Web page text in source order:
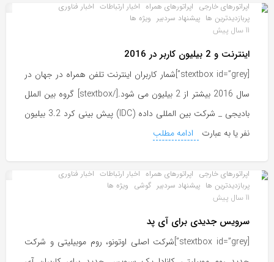
اپراتورهای خارجی اپراتورهای همراه اخبار ارتباطات اخبار فناوری
پربازدیدترین ها پیشنهاد سردبیر ویژه ها
11 سال پیش
اینترنت و 2 بیلیون کاربر در 2016
[stextbox id=”grey”]شمار کاربران اینترنت تلفن همراه در جهان در
سال 2016 بیشتر از 2 بیلیون می شود.[/stextbox] گروه بین الملل
بادیجی _ شرکت بین المللی داده (IDC) پیش بینی کرد 3.2 بیلیون
نفر یا به عبارت
ادامه مطلب
اپراتورهای خارجی اپراتورهای همراه اخبار ارتباطات اخبار فناوری
پربازدیدترین ها پیشنهاد سردبیر گوشی ویژه ها
11 سال پیش
سرویس جدیدی برای آی پد
[stextbox id=”grey”]شرکت اصلی اوتونو، روم موبیلیتی و شرکت